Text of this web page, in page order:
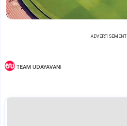
ADVERTISEMENT
TEAM UDAYAVANI